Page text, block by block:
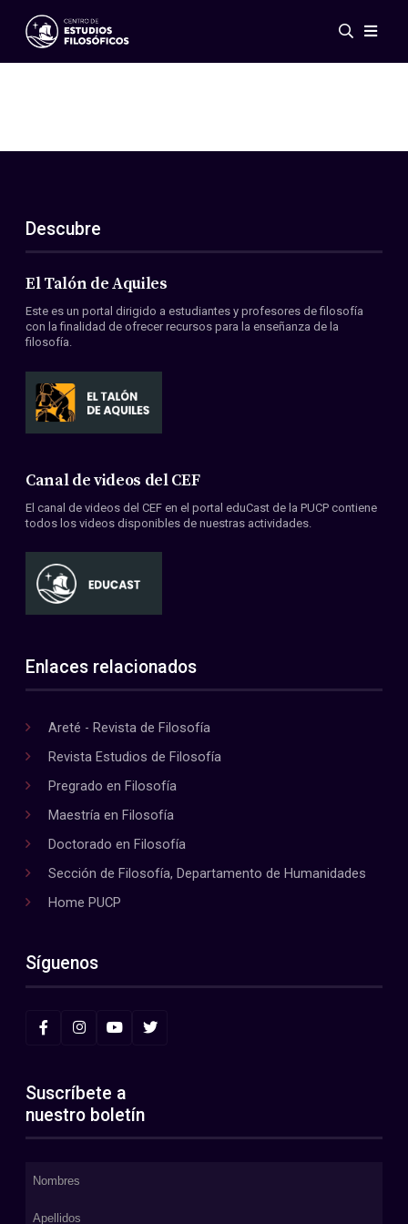
Eventos
ES
EN
Acerca de nosotros
Miembros
Convenios
Descubre
El Talón de Aquiles
Este es un portal dirigido a estudiantes y profesores de filosofía
con la finalidad de ofrecer recursos para la enseñanza de la
filosofía.
Canal de videos del CEF
El canal de videos del CEF en el portal eduCast de la PUCP contiene
todos los videos disponibles de nuestras actividades.
Enlaces relacionados
Areté - Revista de Filosofía
Revista Estudios de Filosofía
Pregrado en Filosofía
Maestría en Filosofía
Doctorado en Filosofía
Sección de Filosofía, Departamento de Humanidades
Home PUCP
Síguenos
Suscríbete a
nuestro boletín